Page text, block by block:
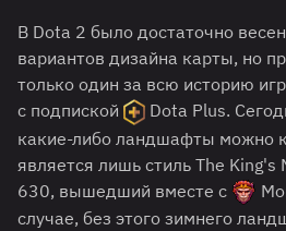
В Dota 2 было достаточно
вариантов дизайна карты, но
только один за всю историю
с подпиской
Dota Plus.
какие-либо ландшафты можно
является лишь стиль The King's
630, вышедший вместе с
случае, без этого зимнего